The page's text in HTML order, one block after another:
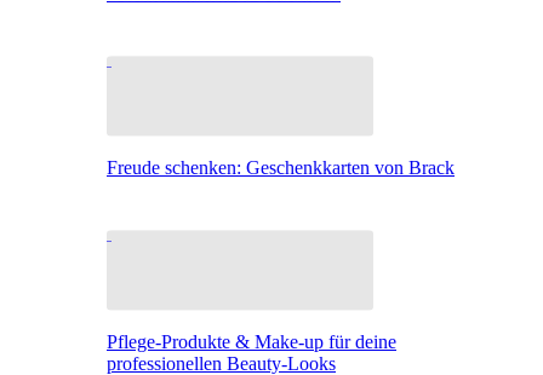
Freude schenken: Geschenkkarten von Brack
Pflege-Produkte & Make-up für deine
professionellen Beauty-Looks